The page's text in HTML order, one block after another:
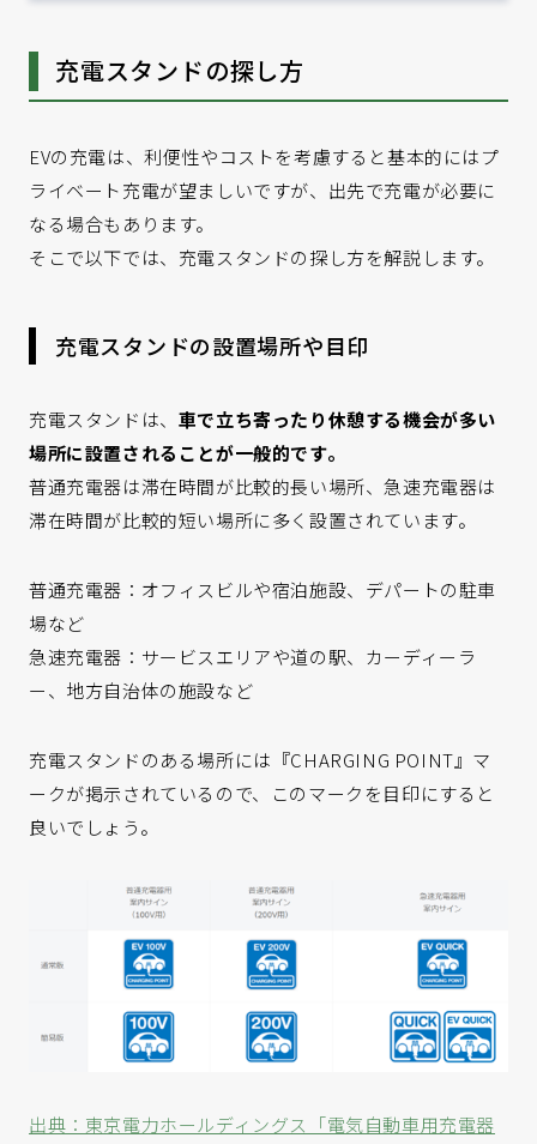
トは法人においても享受できるのでしょうか。本記事で
は、V2B/V2Gの概要や一般的なメリット、またそのメリッ
充電スタンドの探し方
EVの充電は、利便性やコストを考慮すると基本的にはプ
ライベート充電が望ましいですが、出先で充電が必要に
なる場合もあります。
そこで以下では、充電スタンドの探し方を解説します。
充電スタンドの設置場所や目印
充電スタンドは、 車で立ち寄ったり休憩する機会が多い
場所に設置されることが一般的です。
普通充電器は滞在時間が比較的長い場所、急速充電器は
滞在時間が比較的短い場所に多く設置されています。
普通充電器：オフィスビルや宿泊施設、デパートの駐車
場など
急速充電器：サービスエリアや道の駅、カーディーラ
ー、地方自治体の施設など
充電スタンドのある場所には『CHARGING POINT』マ
ークが掲示されているので、このマークを目印にすると
良いでしょう。
出典：東京電力ホールディングス「電気自動車用充電器